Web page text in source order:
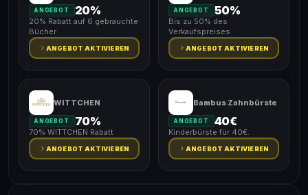
ANGEBOT 20%
20% Rabatt auf 6 gebrauchte
Bücher
ANGEBOT AKTIVIEREN
ANGEBOT 50%
Bis zu 50% des
Verkaufspreises
ANGEBOT AKTIVIEREN
WITTCHEN
ANGEBOT 70%
70% WITTCHEN Rabatt
ANGEBOT AKTIVIEREN
Bambus Zahnbürste
ANGEBOT 40€
Kinderbürste für 40€.
ANGEBOT AKTIVIEREN